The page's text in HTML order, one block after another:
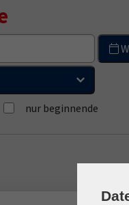
nur beginnende